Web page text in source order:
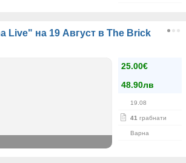
Live" на 19 Август в The Brick
25.00€
48.90лв
19.08
41 грабнати
Варна